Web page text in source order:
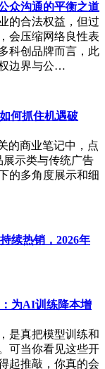
众沟通的平衡之道
的合法权益，但过
会压缩网络良性表
科创品牌而言，此
边界与公…
何抓住机遇破
的商业笔记中，点
展示类与传统广告
的多角度展示和细
续热销，2026年
为AI训练降本增
是真把模型训练和
可当你看见这些开
起推敲，你真的会